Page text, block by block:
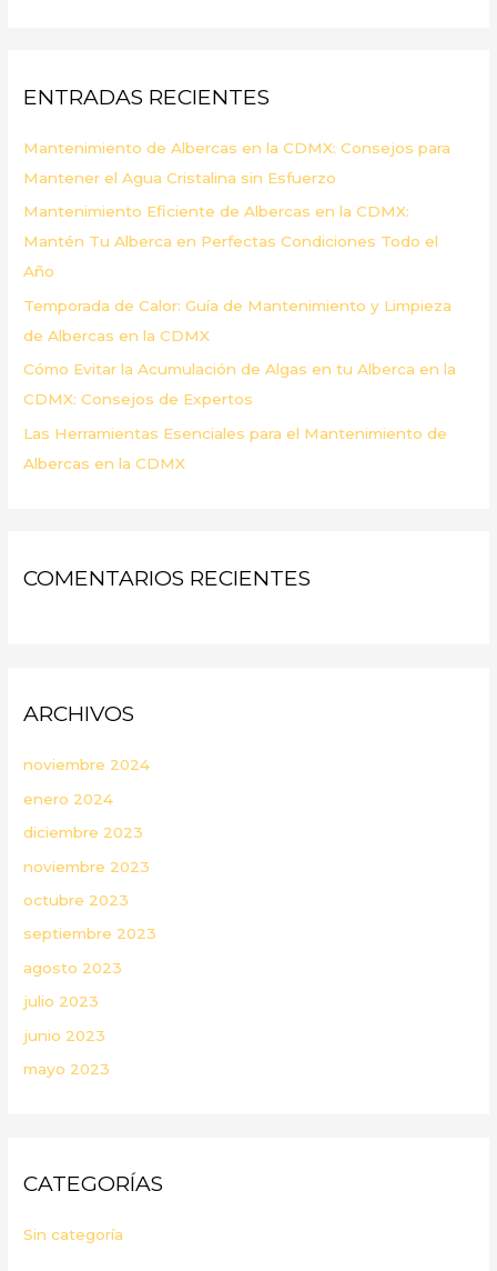
r
o
r
:
ENTRADAS RECIENTES
Mantenimiento de Albercas en la CDMX: Consejos para
Mantener el Agua Cristalina sin Esfuerzo
Mantenimiento Eficiente de Albercas en la CDMX:
Mantén Tu Alberca en Perfectas Condiciones Todo el
Año
Temporada de Calor: Guía de Mantenimiento y Limpieza
de Albercas en la CDMX
Cómo Evitar la Acumulación de Algas en tu Alberca en la
CDMX: Consejos de Expertos
Las Herramientas Esenciales para el Mantenimiento de
Albercas en la CDMX
COMENTARIOS RECIENTES
ARCHIVOS
noviembre 2024
enero 2024
diciembre 2023
noviembre 2023
octubre 2023
septiembre 2023
agosto 2023
julio 2023
junio 2023
mayo 2023
CATEGORÍAS
Sin categoría